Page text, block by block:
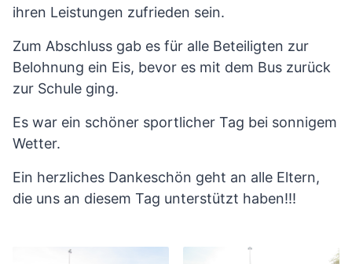
ihren Leistungen zufrieden sein.
Zum Abschluss gab es für alle Beteiligten zur
Belohnung ein Eis, bevor es mit dem Bus zurück
zur Schule ging.
Es war ein schöner sportlicher Tag bei sonnigem
Wetter.
Ein herzliches Dankeschön geht an alle Eltern,
die uns an diesem Tag unterstützt haben!!!